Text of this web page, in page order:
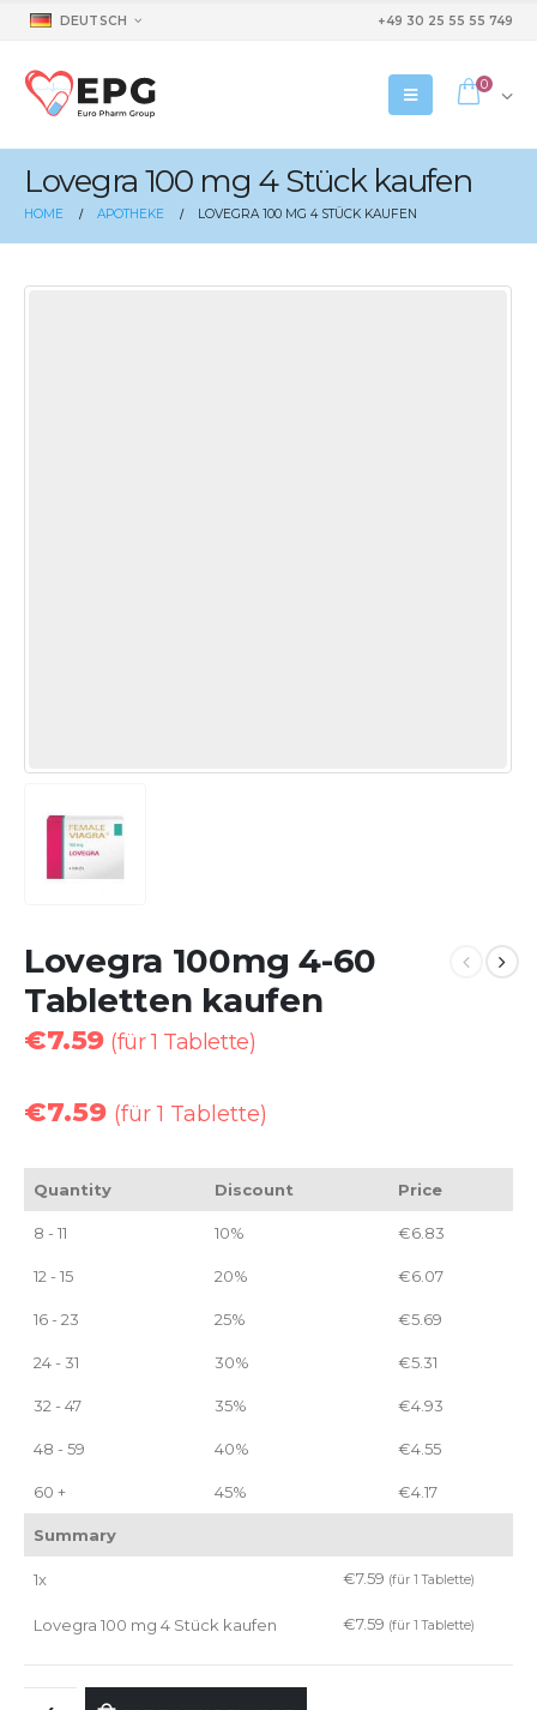
DEUTSCH +49 30 25 55 55 749
0
Lovegra 100 mg 4 Stück kaufen
HOME APOTHEKE LOVEGRA 100 MG 4 STÜCK KAUFEN
Lovegra 100mg 4-60
Tabletten kaufen
€7.59 (für 1 Tablette)
€7.59 (für 1 Tablette)
Quantity Discount Price
8 - 11 10% €6.83
12 - 15 20% €6.07
16 - 23 25% €5.69
24 - 31 30% €5.31
32 - 47 35% €4.93
48 - 59 40% €4.55
60 + 45% €4.17
Summary
1x €7.59 (für 1 Tablette)
Lovegra 100 mg 4 Stück kaufen €7.59 (für 1 Tablette)